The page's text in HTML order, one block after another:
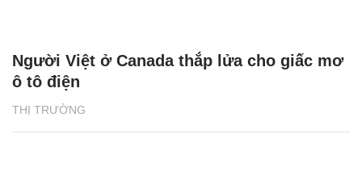
THỊ TRƯỜNG
Người Việt ở Canada thắp lửa cho giấc mơ
ô tô điện